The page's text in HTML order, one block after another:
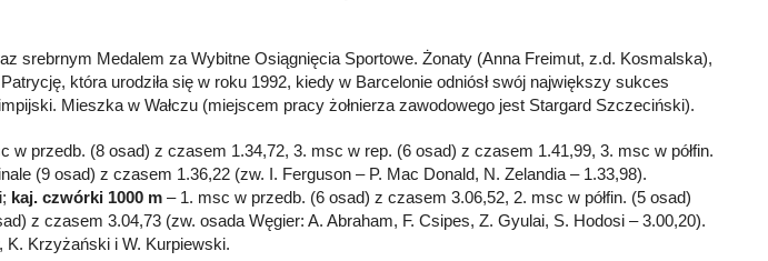
srebrnym Medalem za Wybitne Osiągnięcia Sportowe. Żonaty (Anna Freimut, z.d. Kosmalska),
która urodziła się w roku 1992, kiedy w Barcelonie odniósł swój największy sukces
Mieszka w Wałczu (miejscem pracy żołnierza zawodowego jest Stargard Szczeciński).
w przedb. (8 osad) z czasem 1.34,72, 3. msc w rep. (6 osad) z czasem 1.41,99, 3. msc w półfin.
(9 osad) z czasem 1.36,22 (zw. I. Ferguson – P. Mac Donald, N. Zelandia – 1.33,98).
kaj. czwórki 1000 m – 1. msc w przedb. (6 osad) z czasem 3.06,52, 2. msc w półfin. (5 osad)
z czasem 3.04,73 (zw. osada Węgier: A. Abraham, F. Csipes, Z. Gyulai, S. Hodosi – 3.00,20).
K. Krzyżański i W. Kurpiewski.